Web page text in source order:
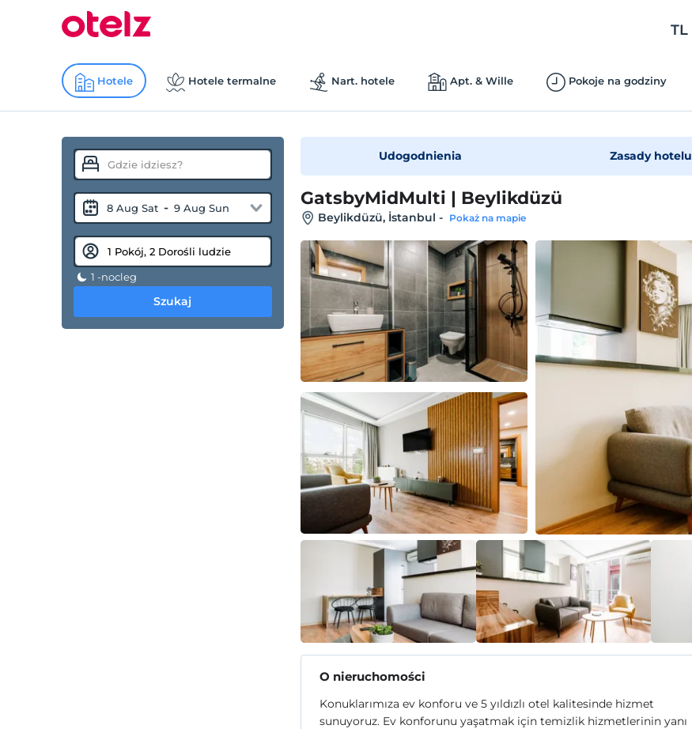
TL
Hotele Hotele termalne Nart. hotele Apt. & Wille Pokoje na godziny
8 Aug Sat - 9 Aug Sun
1 -nocleg
Szukaj
Udogodnienia Zasady hotelu
GatsbyMidMulti | Beylikdüzü
Beylikdüzü, İstanbul - Pokaż na mapie
O nieruchomości
Konuklarımıza ev konforu ve 5 yıldızlı otel kalitesinde hizmet
sunuyoruz. Ev konforunu yaşatmak için temizlik hizmetlerinin yanı